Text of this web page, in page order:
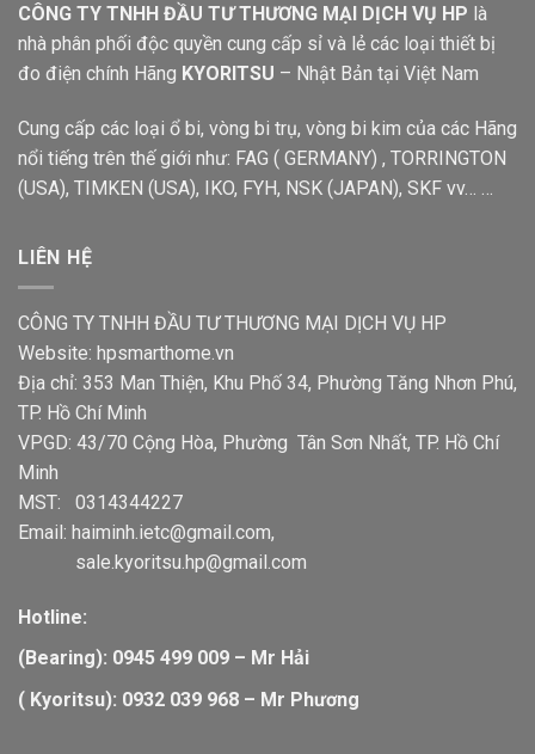
CÔNG TY TNHH ĐẦU TƯ THƯƠNG MẠI DỊCH VỤ HP là
nhà phân phối độc quyền cung cấp sỉ và lẻ các loại thiết bị
đo điện chính Hãng KYORITSU – Nhật Bản tại Việt Nam
Cung cấp các loại ổ bi, vòng bi trụ, vòng bi kim của các Hãng
nổi tiếng trên thế giới như: FAG ( GERMANY) , TORRINGTON
(USA), TIMKEN (USA), IKO, FYH, NSK (JAPAN), SKF vv… …
LIÊN HỆ
CÔNG TY TNHH ĐẦU TƯ THƯƠNG MẠI DỊCH VỤ HP
Website: hpsmarthome.vn
Địa chỉ: 353 Man Thiện, Khu Phố 34, Phường Tăng Nhơn Phú,
TP. Hồ Chí Minh
VPGD: 43/70 Cộng Hòa, Phường Tân Sơn Nhất, TP. Hồ Chí
Minh
MST: 0314344227
Email: haiminh.ietc@gmail.com,
sale.kyoritsu.hp@gmail.com
Hotline:
(Bearing): 0945 499 009 – Mr Hải
( Kyoritsu): 0932 039 968 – Mr Phương